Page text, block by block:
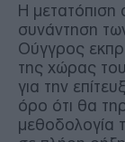
Η μετατόπιση
συνάντηση
Ούγγρος
της χώρας
για την
όρο ότι θα
μεθοδολογία